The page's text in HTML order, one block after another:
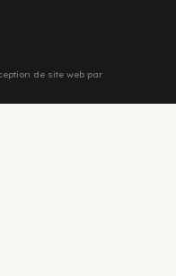
de site web par